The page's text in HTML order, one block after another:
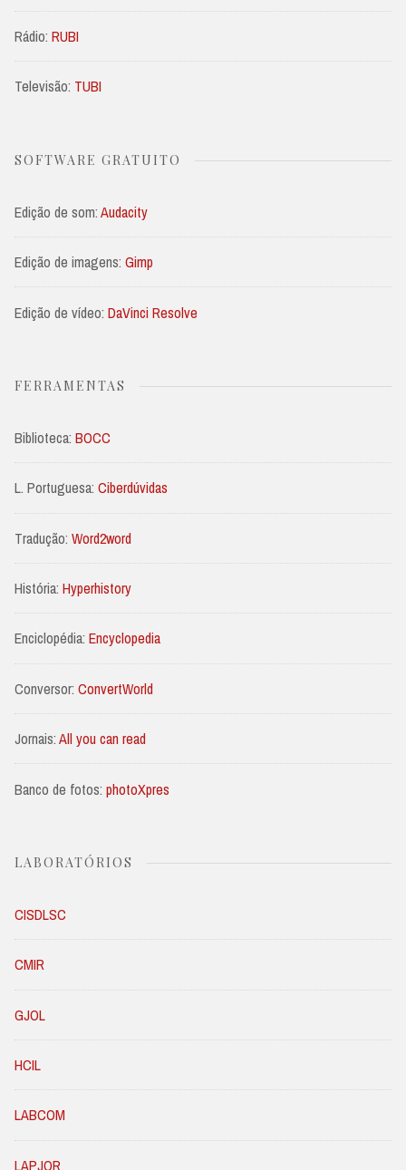
Rádio: RUBI
Televisão: TUBI
SOFTWARE GRATUITO
Edição de som:Audacity
Edição de imagens: Gimp
Edição de vídeo: DaVinci Resolve
FERRAMENTAS
Biblioteca: BOCC
L. Portuguesa: Ciberdúvidas
Tradução: Word2word
História: Hyperhistory
Enciclopédia: Encyclopedia
Conversor: ConvertWorld
Jornais:All you can read
Banco de fotos: photoXpres
LABORATÓRIOS
CISDLSC
CMIR
GJOL
HCIL
LABCOM
LAPJOR